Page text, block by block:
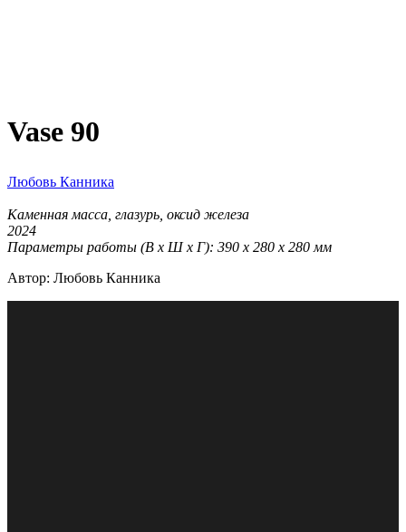
Vase 90
Любовь Канника
Каменная масса, глазурь, оксид железа
2024
Параметры работы (В х Ш х Г): 390 х 280 х 280 мм
Автор: Любовь Канника